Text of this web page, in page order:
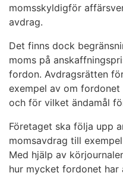
momsskyldigför
avdrag.
Det finns dock
moms på
fordon. Avdragsrätten
exempel av om
och för vilket ändamål
Företaget ska följa upp
momsavdrag till
Med hjälp av
hur mycket fordonet